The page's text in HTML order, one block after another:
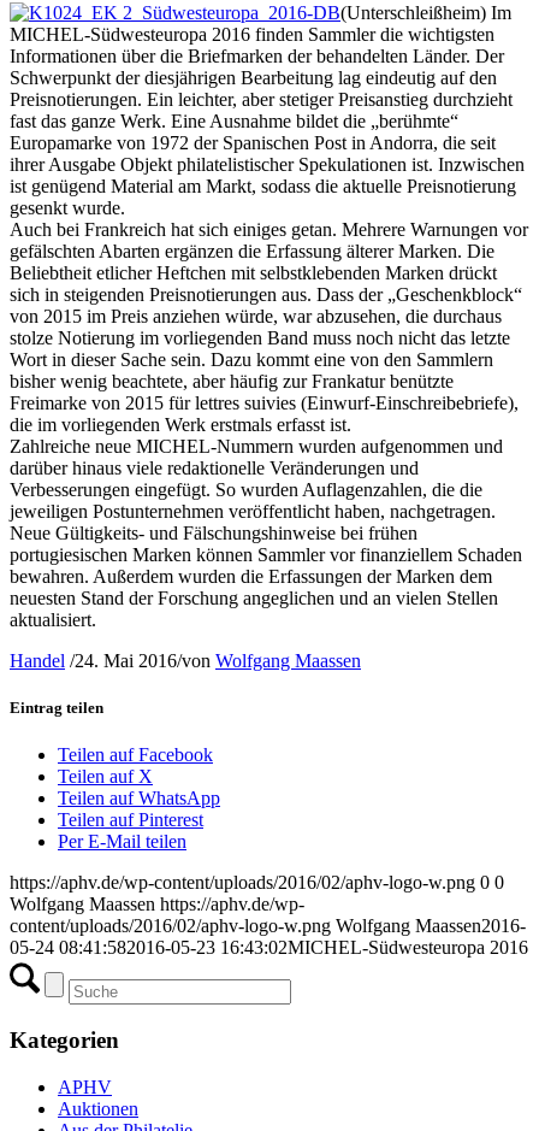
(Unterschleißheim) Im
MICHEL-Südwesteuropa 2016 finden Sammler die wichtigsten
Informationen über die Briefmarken der behandelten Länder. Der
Schwerpunkt der diesjährigen Bearbeitung lag eindeutig auf den
Preisnotierungen. Ein leichter, aber stetiger Preisanstieg durchzieht
fast das ganze Werk. Eine Ausnahme bildet die „berühmte“
Europamarke von 1972 der Spanischen Post in Andorra, die seit
ihrer Ausgabe Objekt philatelistischer Spekulationen ist. Inzwischen
ist genügend Material am Markt, sodass die aktuelle Preisnotierung
gesenkt wurde.
Auch bei Frankreich hat sich einiges getan. Mehrere Warnungen vor
gefälschten Abarten ergänzen die Erfassung älterer Marken. Die
Beliebtheit etlicher Heftchen mit selbstklebenden Marken drückt
sich in steigenden Preisnotierungen aus. Dass der „Geschenkblock“
von 2015 im Preis anziehen würde, war abzusehen, die durchaus
stolze Notierung im vorliegenden Band muss noch nicht das letzte
Wort in dieser Sache sein. Dazu kommt eine von den Sammlern
bisher wenig beachtete, aber häufig zur Frankatur benützte
Freimarke von 2015 für lettres suivies (Einwurf-Einschreibebriefe),
die im vorliegenden Werk erstmals erfasst ist.
Zahlreiche neue MICHEL-Nummern wurden aufgenommen und
darüber hinaus viele redaktionelle Veränderungen und
Verbesserungen eingefügt. So wurden Auflagenzahlen, die die
jeweiligen Postunternehmen veröffentlicht haben, nachgetragen.
Neue Gültigkeits- und Fälschungshinweise bei frühen
portugiesischen Marken können Sammler vor finanziellem Schaden
bewahren. Außerdem wurden die Erfassungen der Marken dem
neuesten Stand der Forschung angeglichen und an vielen Stellen
aktualisiert.
Handel /24. Mai 2016/von Wolfgang Maassen
Eintrag teilen
Teilen auf Facebook
Teilen auf X
Teilen auf WhatsApp
Teilen auf Pinterest
Per E-Mail teilen
https://aphv.de/wp-content/uploads/2016/02/aphv-logo-w.png 0 0
Wolfgang Maassen https://aphv.de/wp-
content/uploads/2016/02/aphv-logo-w.png Wolfgang Maassen2016-
05-24 08:41:582016-05-23 16:43:02MICHEL-Südwesteuropa 2016
Kategorien
APHV
Auktionen